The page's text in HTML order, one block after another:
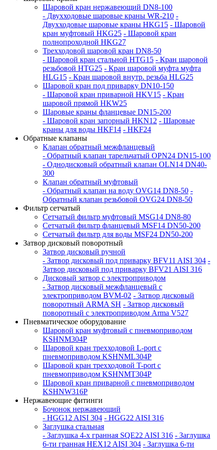
Шаровой кран нержавеющий DN8-100
- Двухходовые шаровые краны WR-210 -
Двухходовые шаровые краны HKG15 - Шаровой
кран муфтовый HKG25 - Шаровой кран
полнопроходной HKG27
Трехходовой шаровой кран DN8-50
- Шаровой кран стальной HTG15 - Кран шаровой
резьбовой HTG25 - Кран шаровой муфта муфта
HLG15 - Кран шаровой внутр. резьба HLG25
Шаровой кран под приварку DN10-150
- Шаровой кран приварной HKV15 - Кран
шаровой прямой HKW25
Шаровые краны фланцевые DN15-200
- Шаровой кран запорный HKN12 - Шаровые
краны для воды HKF14 - HKF24
Обратные клапаны
Клапан обратный межфланцевый
- Обратный клапан тарельчатый OPN24 DN15-100
- Однодисковый обратный клапан OLN14 DN40-
300
Клапан обратный муфтовый
- Обратный клапан на воду OVG14 DN8-50 -
Обратный клапан резьбовой OVG24 DN8-50
Фильтр сетчатый
Сетчатый фильтр муфтовый MSG14 DN8-80
Сетчатый фильтр фланцевый MSF14 DN50-200
Сетчатый фильтр для воды MSF24 DN50-200
Затвор дисковый поворотный
Затвор дисковый ручной
- Затвор дисковый под приварку BFV11 AISI 304 -
Затвор дисковый под приварку BFV21 AISI 316
Дисковый затвор с электроприводом
- Затвор дисковый межфланцевый с
электроприводом BVM-02 - Затвор дисковый
поворотный ARMA SH - Затвор дисковый
поворотный с электроприводом Arma V527
Пневматическое оборудование
Шаровой кран муфтовый с пневмоприводом
KSHNM304P
Шаровой кран трехходовой L-port с
пневмоприводом KSHNML304P
Шаровой кран трехходовой T-port с
пневмоприводом KSHNMT304P
Шаровой кран приварной с пневмоприводом
KSHNW316P
Нержавеющие фитинги
Бочонок нержавеющий
- HGG12 AISI 304 - HGG22 AISI 316
Заглушка стальная
- Заглушка 4-х гранная SQE22 AISI 316 - Заглушка
6-ти гранная HEX12 AISI 304 - Заглушка 6-ти